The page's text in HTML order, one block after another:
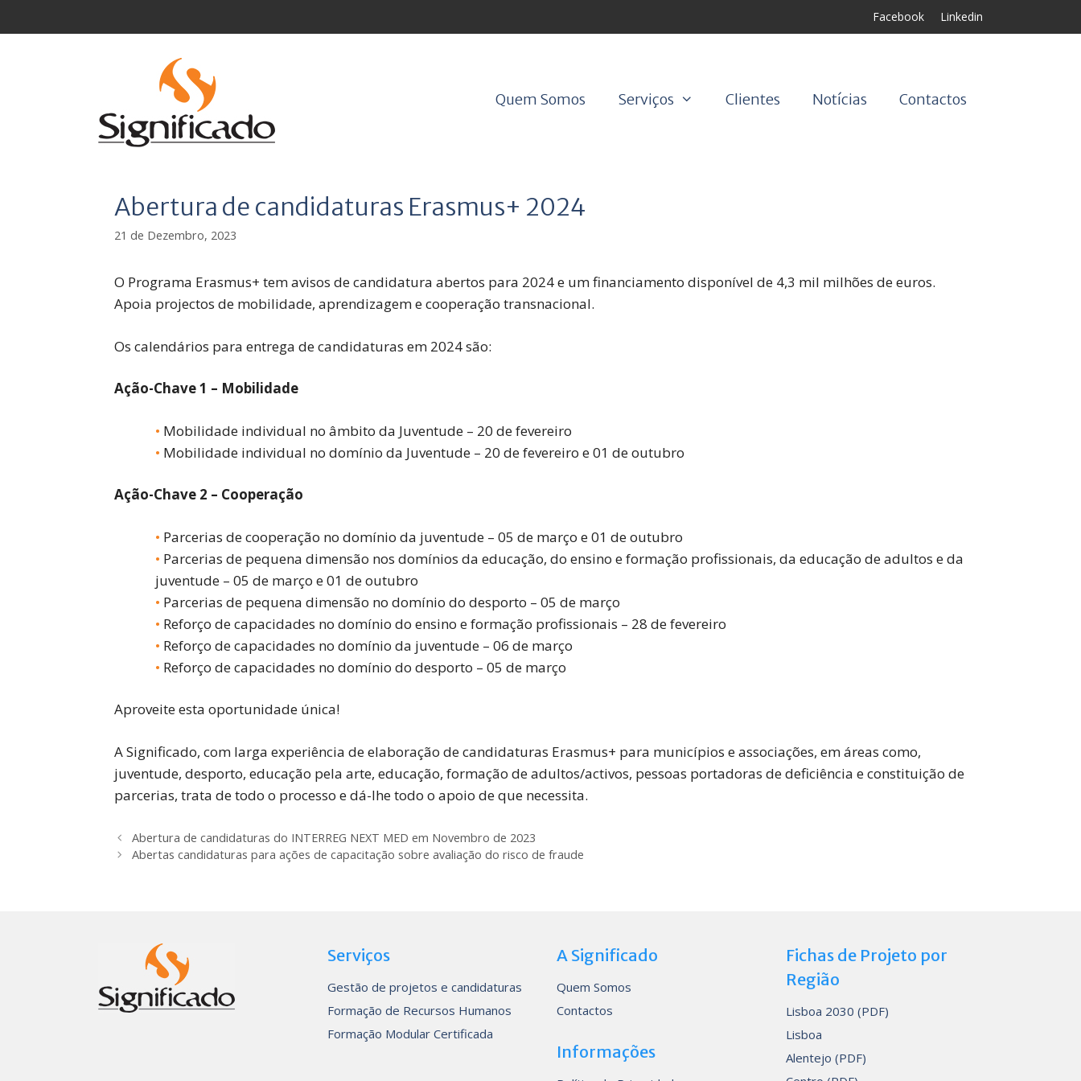
para
Facebook Linkedin
Quem Somos Serviços Clientes Notícias Contactos
Abertura de candidaturas Erasmus+ 2024
21 de Dezembro, 2023
O Programa Erasmus+ tem avisos de candidatura abertos para 2024 e um financiamento disponível de 4,3 mil milhões de euros.
Apoia projectos de mobilidade, aprendizagem e cooperação transnacional.
Os calendários para entrega de candidaturas em 2024 são:
Ação-Chave 1 – Mobilidade
Mobilidade individual no âmbito da Juventude – 20 de fevereiro
Mobilidade individual no domínio da Juventude – 20 de fevereiro e 01 de outubro
Ação-Chave 2 – Cooperação
Parcerias de cooperação no domínio da juventude – 05 de março e 01 de outubro
Parcerias de pequena dimensão nos domínios da educação, do ensino e formação profissionais, da educação de adultos e da
juventude – 05 de março e 01 de outubro
Parcerias de pequena dimensão no domínio do desporto – 05 de março
Reforço de capacidades no domínio do ensino e formação profissionais – 28 de fevereiro
Reforço de capacidades no domínio da juventude – 06 de março
Reforço de capacidades no domínio do desporto – 05 de março
Aproveite esta oportunidade única!
A Significado, com larga experiência de elaboração de candidaturas Erasmus+ para municípios e associações, em áreas como,
juventude, desporto, educação pela arte, educação, formação de adultos/activos, pessoas portadoras de deficiência e constituição de
parcerias, trata de todo o processo e dá-lhe todo o apoio de que necessita.
Abertura de candidaturas do INTERREG NEXT MED em Novembro de 2023
Abertas candidaturas para ações de capacitação sobre avaliação do risco de fraude
Serviços
Gestão de projetos e candidaturas
Formação de Recursos Humanos
Formação Modular Certificada
A Significado
Quem Somos
Contactos
Informações
Fichas de Projeto por
Região
Lisboa 2030 (PDF)
Lisboa
Alentejo (PDF)